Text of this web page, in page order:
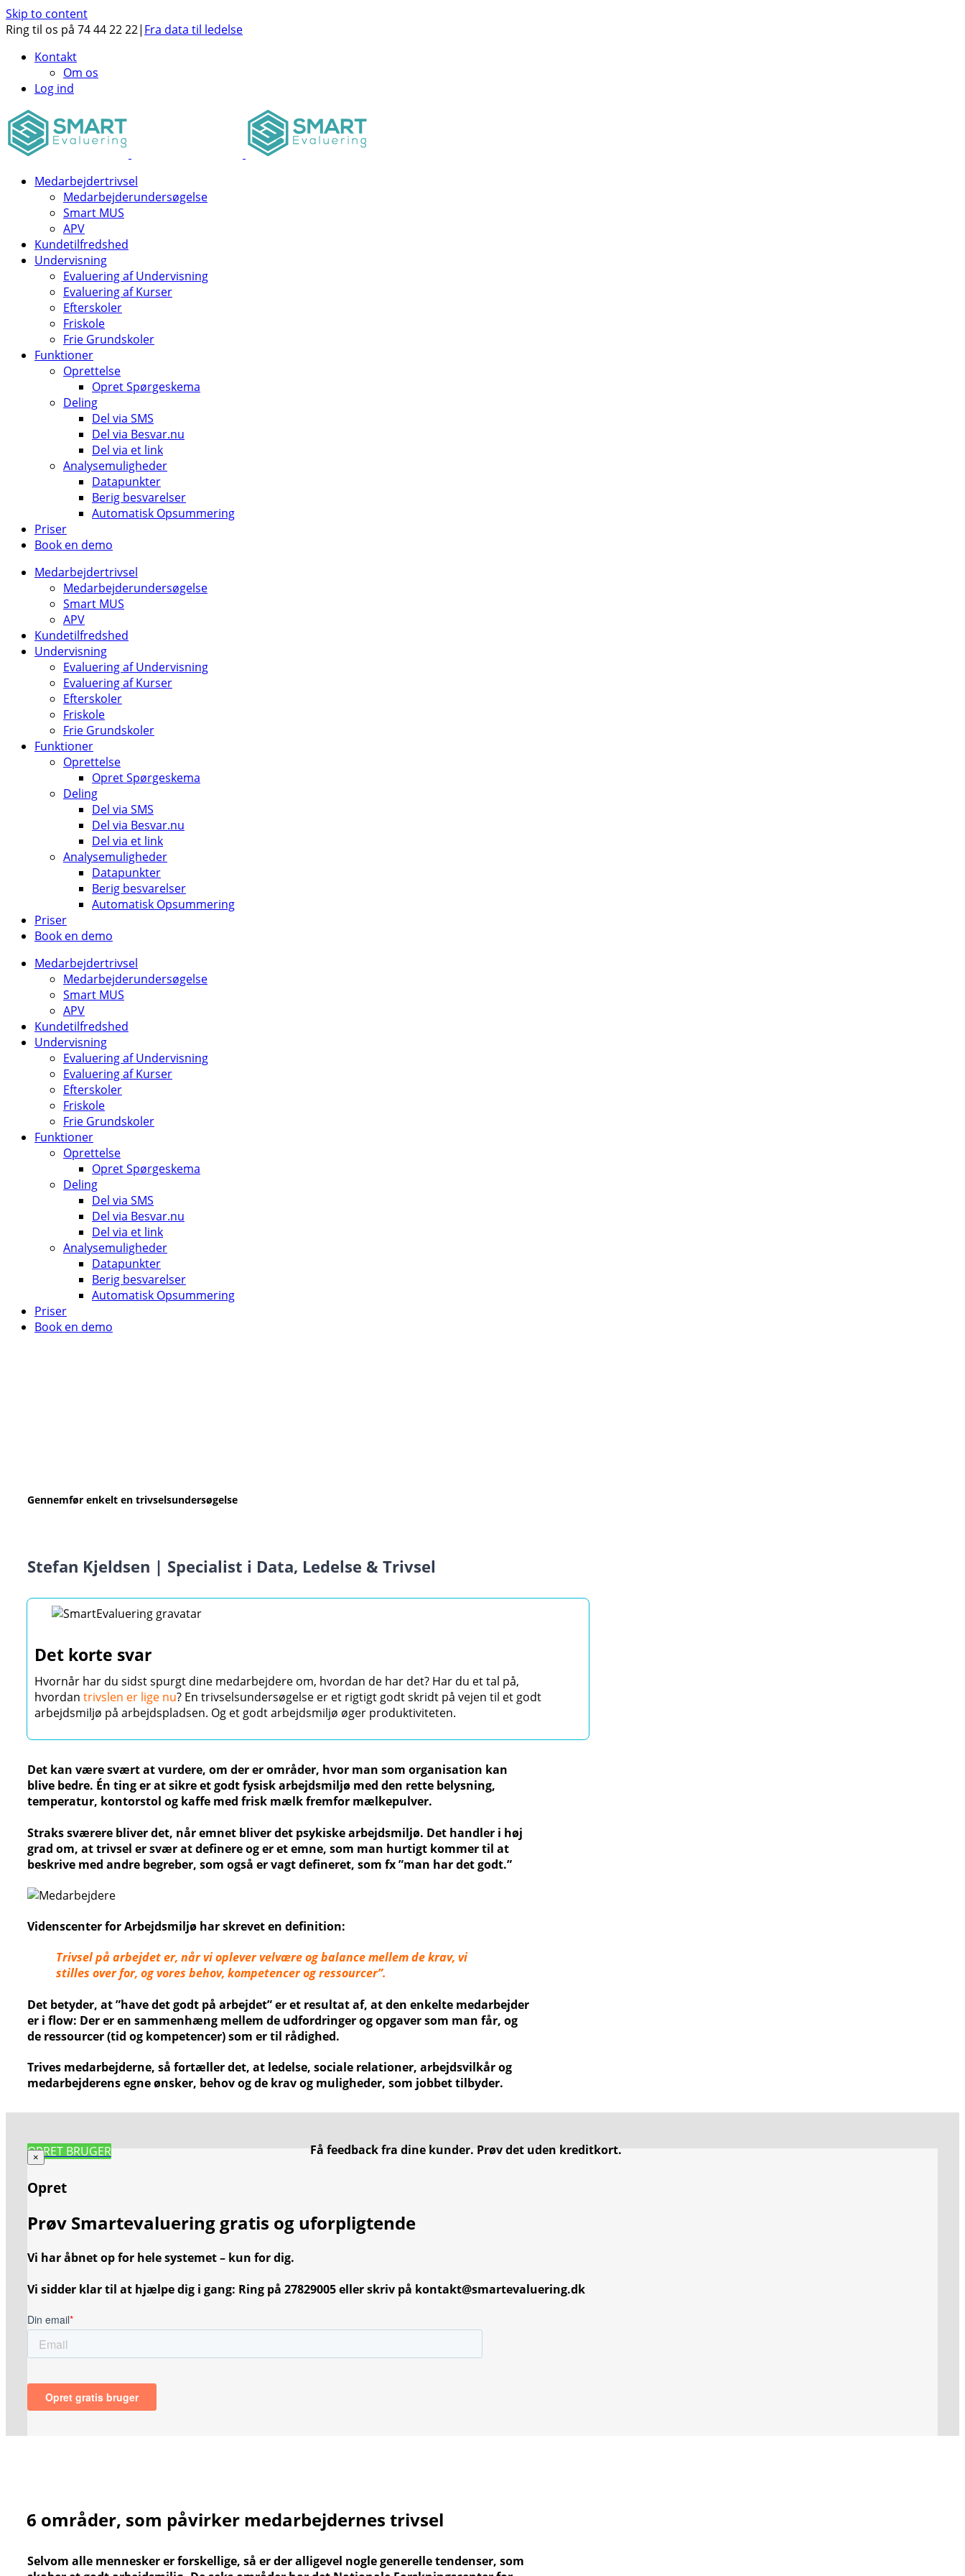
Skip to content
Ring til os på 74 44 22 22| Fra data til ledelse
Kontakt
Om os
Log ind
Medarbejdertrivsel
Medarbejderundersøgelse
Smart MUS
APV
Kundetilfredshed
Undervisning
Evaluering af Undervisning
Evaluering af Kurser
Efterskoler
Friskole
Frie Grundskoler
Funktioner
Oprettelse
Opret Spørgeskema
Deling
Del via SMS
Del via Besvar.nu
Del via et link
Analysemuligheder
Datapunkter
Berig besvarelser
Automatisk Opsummering
Priser
Book en demo
Medarbejdertrivsel
Medarbejderundersøgelse
Smart MUS
APV
Kundetilfredshed
Undervisning
Evaluering af Undervisning
Evaluering af Kurser
Efterskoler
Friskole
Frie Grundskoler
Funktioner
Oprettelse
Opret Spørgeskema
Deling
Del via SMS
Del via Besvar.nu
Del via et link
Analysemuligheder
Datapunkter
Berig besvarelser
Automatisk Opsummering
Priser
Book en demo
Medarbejdertrivsel
Medarbejderundersøgelse
Smart MUS
APV
Kundetilfredshed
Undervisning
Evaluering af Undervisning
Evaluering af Kurser
Efterskoler
Friskole
Frie Grundskoler
Funktioner
Oprettelse
Opret Spørgeskema
Deling
Del via SMS
Del via Besvar.nu
Del via et link
Analysemuligheder
Datapunkter
Berig besvarelser
Automatisk Opsummering
Priser
Book en demo
Gennemfør enkelt en trivselsundersøgelse
Stefan Kjeldsen | Specialist i Data, Ledelse & Trivsel
Det korte svar
Hvornår har du sidst spurgt dine medarbejdere om, hvordan de har det? Har du et tal på,
hvordan trivslen er lige nu? En trivselsundersøgelse er et rigtigt godt skridt på vejen til et godt
arbejdsmiljø på arbejdspladsen. Og et godt arbejdsmiljø øger produktiviteten.
Det kan være svært at vurdere, om der er områder, hvor man som organisation kan
blive bedre. Én ting er at sikre et godt fysisk arbejdsmiljø med den rette belysning,
temperatur, kontorstol og kaffe med frisk mælk fremfor mælkepulver.
Straks sværere bliver det, når emnet bliver det psykiske arbejdsmiljø. Det handler i høj
grad om, at trivsel er svær at definere og er et emne, som man hurtigt kommer til at
beskrive med andre begreber, som også er vagt defineret, som fx ”man har det godt.”
Videnscenter for Arbejdsmiljø har skrevet en definition:
Trivsel på arbejdet er, når vi oplever velvære og balance mellem de krav, vi
stilles over for, og vores behov, kompetencer og ressourcer”.
Det betyder, at ”have det godt på arbejdet” er et resultat af, at den enkelte medarbejder
er i flow: Der er en sammenhæng mellem de udfordringer og opgaver som man får, og
de ressourcer (tid og kompetencer) som er til rådighed.
Trives medarbejderne, så fortæller det, at ledelse, sociale relationer, arbejdsvilkår og
medarbejderens egne ønsker, behov og de krav og muligheder, som jobbet tilbyder.
Få feedback fra dine kunder. Prøv det uden kreditkort.
OPRET BRUGER
×
Opret
Prøv Smartevaluering gratis og uforpligtende
Vi har åbnet op for hele systemet – kun for dig.
Vi sidder klar til at hjælpe dig i gang: Ring på 27829005 eller skriv på kontakt@smartevaluering.dk
6 områder, som påvirker medarbejdernes trivsel
Selvom alle mennesker er forskellige, så er der alligevel nogle generelle tendenser, som